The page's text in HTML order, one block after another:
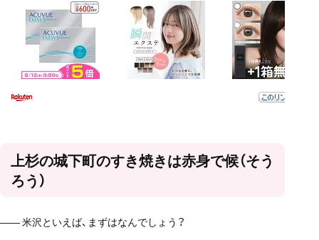
上杉の城下町のすき焼きは赤身で候（そう
ろう）
—— 米沢といえば、まずはなんでしょう？